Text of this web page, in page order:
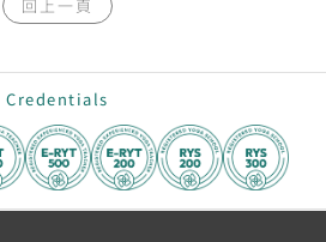
回上一頁
Credentials